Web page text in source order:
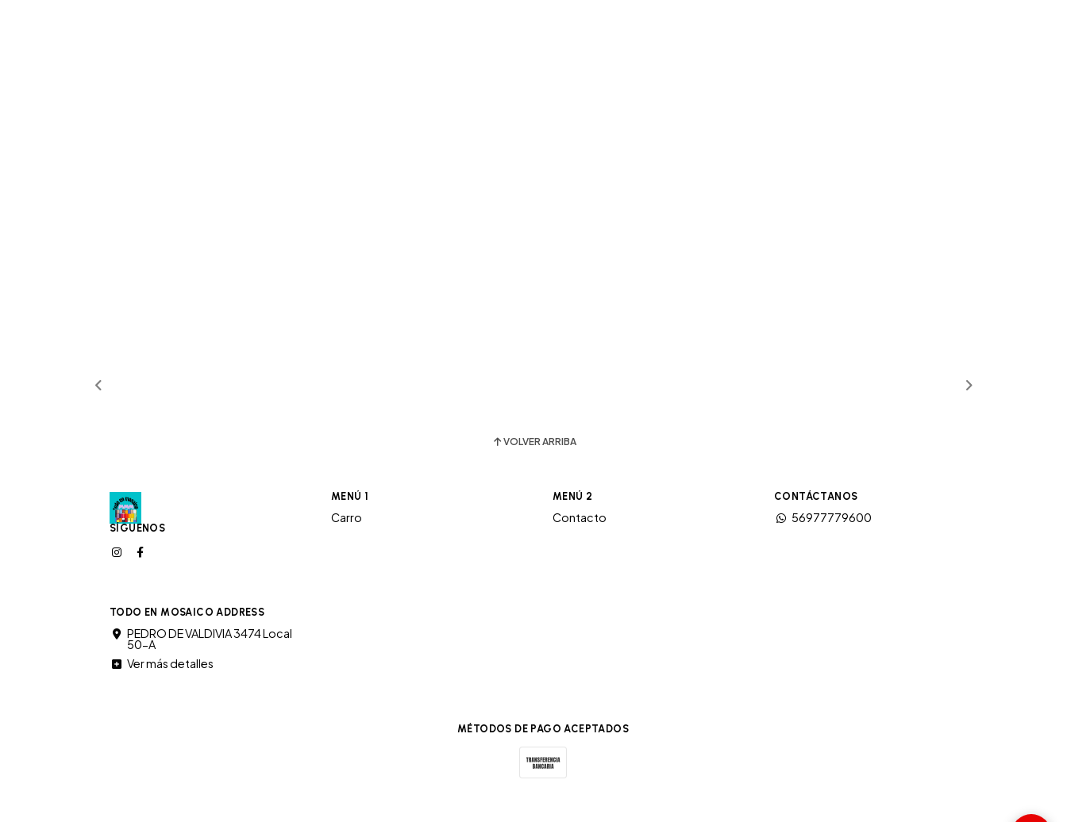
VOLVER ARRIBA
SÍGUENOS
MENÚ 1
Carro
MENÚ 2
Contacto
CONTÁCTANOS
56977779600
TODO EN MOSAICO ADDRESS
PEDRO DE VALDIVIA 3474 Local
50-A
Ver más detalles
MÉTODOS DE PAGO ACEPTADOS